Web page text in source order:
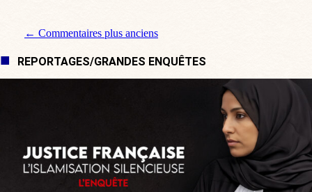
Navigation de commentaire
← Commentaires plus anciens
REPORTAGES/GRANDES ENQUÊTES